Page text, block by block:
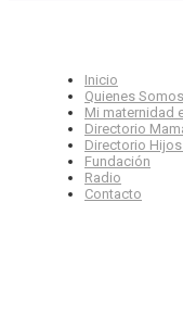
Inicio
Quienes Somos
Mi maternidad
Directorio
Directorio Hijos
Fundación
Radio
Contacto